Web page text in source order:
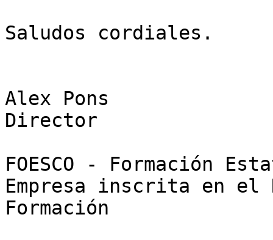
Saludos cordiales.
Alex Pons
Director
FOESCO - Formación
Empresa inscrita en el
Formación